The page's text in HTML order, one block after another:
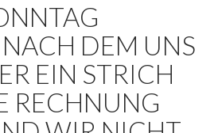
DEM UNS
EIN STRICH
RECHNUNG